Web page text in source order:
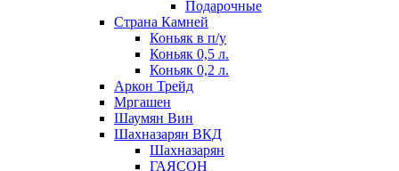
Подарочные
Страна Камней
Коньяк в п/у
Коньяк 0,5 л.
Коньяк 0,2 л.
Аркон Трейд
Мргашен
Шаумян Вин
Шахназарян ВКД
Шахназарян
ГАЯСОН